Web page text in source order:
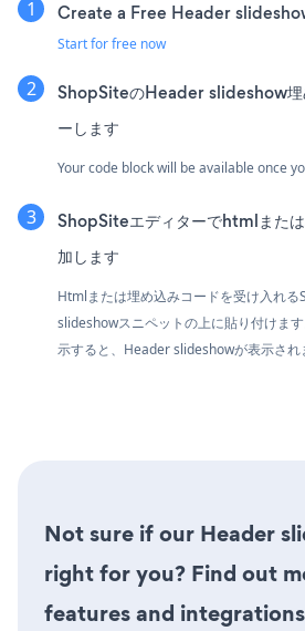
Create a Free Header
Start for free now
ShopSiteのHeader slideshow埋
ーします
Your code block will be available once
ShopSiteエディターでhtmlまた
加します
Htmlまたは埋め込みコードを受け入れ
slideshowスニペットの上に貼り付けま
示すると、Header slideshowが表示され
Not sure if our Header
right for you? Find out
features and